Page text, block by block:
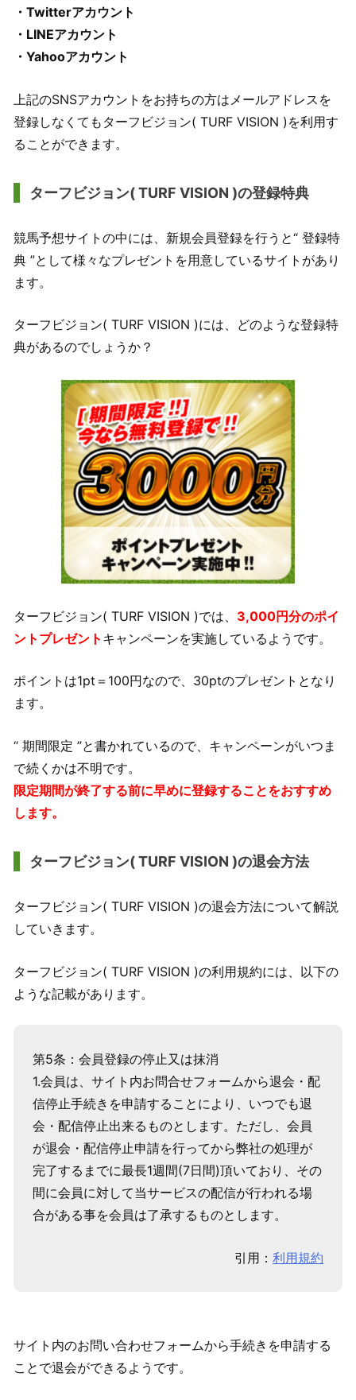
・Twitterアカウント
・LINEアカウント
・Yahooアカウント
上記のSNSアカウントをお持ちの方はメールアドレスを
登録しなくてもターフビジョン( TURF VISION )を利用す
ることができます。
ターフビジョン( TURF VISION )の登録特典
競馬予想サイトの中には、新規会員登録を行うと“ 登録特
典 ”として様々なプレゼントを用意しているサイトがあり
ます。
ターフビジョン( TURF VISION )には、どのような登録特
典があるのでしょうか？
ターフビジョン( TURF VISION )では、 3,000円分のポイ
ントプレゼント キャンペーンを実施しているようです。
ポイントは1pt＝100円なので、30ptのプレゼントとなり
ます。
“ 期間限定 ”と書かれているので、キャンペーンがいつま
で続くかは不明です。
限定期間が終了する前に早めに登録することをおすすめ
します。
ターフビジョン( TURF VISION )の退会方法
ターフビジョン( TURF VISION )の退会方法について解説
していきます。
ターフビジョン( TURF VISION )の利用規約には、以下の
ような記載があります。
第5条：会員登録の停止又は抹消
1.会員は、サイト内お問合せフォームから退会・配
信停止手続きを申請することにより、いつでも退
会・配信停止出来るものとします。ただし、会員
が退会・配信停止申請を行ってから弊社の処理が
完了するまでに最長1週間(7日間)頂いており、その
間に会員に対して当サービスの配信が行われる場
合がある事を会員は了承するものとします。
引用： 利用規約
サイト内のお問い合わせフォームから手続きを申請する
ことで退会ができるようです。